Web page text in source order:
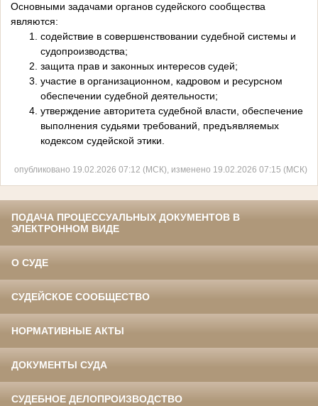
Основными задачами органов судейского сообщества
являются:
содействие в совершенствовании судебной системы и
судопроизводства;
защита прав и законных интересов судей;
участие в организационном, кадровом и ресурсном
обеспечении судебной деятельности;
утверждение авторитета судебной власти, обеспечение
выполнения судьями требований, предъявляемых
кодексом судейской этики.
опубликовано 19.02.2026 07:12 (МСК), изменено 19.02.2026 07:15 (МСК)
ПОДАЧА ПРОЦЕССУАЛЬНЫХ ДОКУМЕНТОВ В
ЭЛЕКТРОННОМ ВИДЕ
О СУДЕ
СУДЕЙСКОЕ СООБЩЕСТВО
НОРМАТИВНЫЕ АКТЫ
ДОКУМЕНТЫ СУДА
СУДЕБНОЕ ДЕЛОПРОИЗВОДСТВО